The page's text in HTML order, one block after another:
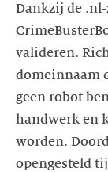
Dankzij de
valideren.
domeinnaam
geen robot
handwerk en
worden.
opengesteld